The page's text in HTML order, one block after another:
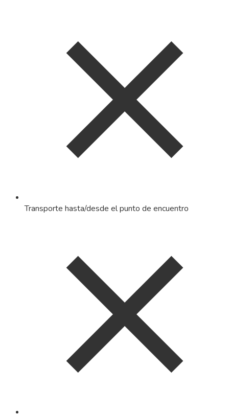
Transporte hasta/desde el punto de encuentro